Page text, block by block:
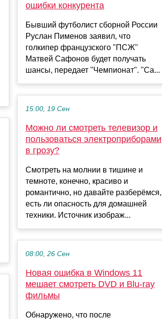
ошибки конкурента
Бывший футболист сборной России
Руслан Пименов заявил, что
голкипер французского "ПСЖ"
Матвей Сафонов будет получать
шансы, передает "Чемпионат". "Са...
15:00, 19 Сен
Можно ли смотреть телевизор и
пользоваться электроприборами
в грозу?
Смотреть на молнии в тишине и
темноте, конечно, красиво и
романтично, но давайте разберёмся,
есть ли опасность для домашней
техники. Источник изображ...
08:00, 26 Сен
Новая ошибка в Windows 11
мешает смотреть DVD и Blu-ray
фильмы
Обнаружено, что после